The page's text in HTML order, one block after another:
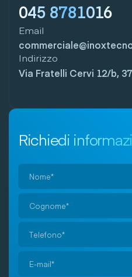
045 8781016
Email
Indirizzo
Via Fratelli Cervi 12/b,
Richiedi